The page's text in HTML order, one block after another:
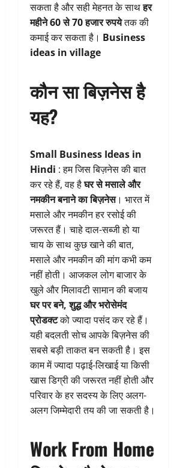
सकता है और सही मेहनत के साथहर
महीने 60 से 70 हजार रुपयेतक की
कमाई कर सकता है। Business
ideas in village
कौन सा बिज़नेस है
यह?
Small Business Ideas in
Hindi : हम जिस बिज़नेस की बात
कर रहे हैं, वह हैघर से मसाले और
नमकीन बनाने का बिज़नेस। भारत में
मसाले और नमकीन हर रसोई की
जरूरत हैं। चाहे दाल-सब्जी हो या
चाय के साथ कुछ खाने की बात,
मसाले और नमकीन की मांग कभी कम
नहीं होती। आजकल लोग बाजार के
खुले और मिलावटी सामान की बजाय
घर पर बने, शुद्ध और भरोसेमंद
प्रोडक्टको ज्यादा पसंद कर रहे हैं।
यही बदलती सोच आपके बिज़नेस की
सबसे बड़ी ताकत बन सकती है। इस
काम में ज्यादा पढ़ाई-लिखाई या किसी
खास डिग्री की जरूरत नहीं होती और
परिवार के हर सदस्य के लिए अलग-
अलग जिम्मेदारी तय की जा सकती है।
Work From Home